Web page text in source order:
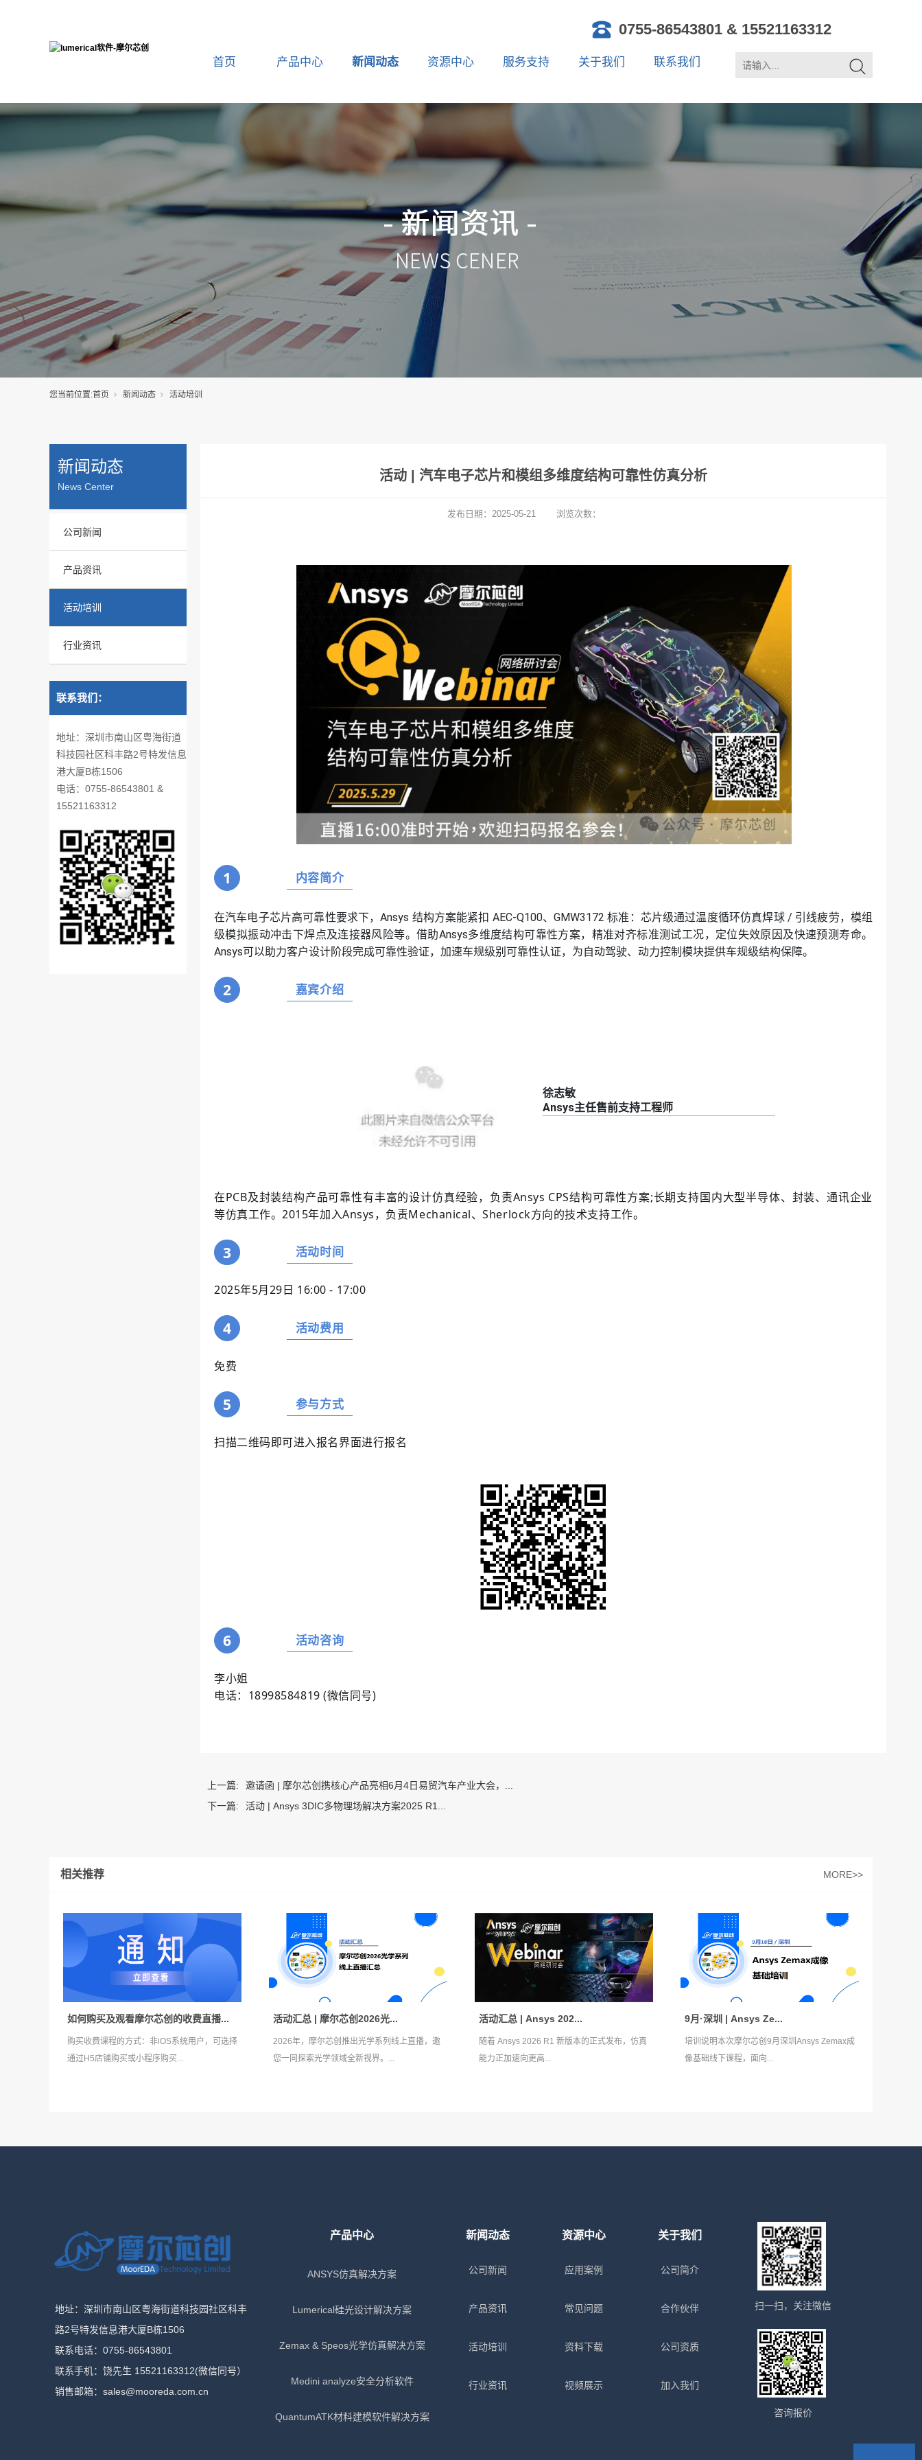
0755-86543801 & 15521163312
首页 产品中心 新闻动态 资源中心 服务支持 关于我们 联系我们
您当前位置:首页 新闻动态 活动培训
新闻动态
News Center
公司新闻
产品资讯
活动培训
行业资讯
联系我们：
地址：深圳市南山区粤海街道
科技园社区科丰路2号特发信息
港大厦B栋1506
电话：0755-86543801 &
15521163312
活动 | 汽车电子芯片和模组多维度结构可靠性仿真分析
发布日期： 2025-05-21 浏览次数：
1 内容简介
在汽车电子芯片高可靠性要求下，Ansys 结构方案能紧扣 AEC-Q100、GMW3172 标准：芯片级通过温度循环仿真焊球 / 引线疲劳，模组
级模拟振动冲击下焊点及连接器风险等。借助Ansys多维度结构可靠性方案，精准对齐标准测试工况，定位失效原因及快速预测寿命。
Ansys可以助力客户设计阶段完成可靠性验证，加速车规级别可靠性认证，为自动驾驶、动力控制模块提供车规级结构保障。
2 嘉宾介绍
徐志敏
Ansys主任售前支持工程师
在PCB及封装结构产品可靠性有丰富的设计仿真经验，负责Ansys CPS结构可靠性方案;长期支持国内大型半导体、封装、通讯企业
等仿真工作。2015年加入Ansys，负责Mechanical、Sherlock方向的技术支持工作。
3 活动时间
2025年5月29日 16:00 - 17:00
4 活动费用
免费
5 参与方式
扫描二维码即可进入报名界面进行报名
6 活动咨询
李小姐
电话：18998584819 (微信同号)
上一篇:
邀请函 | 摩尔芯创携核心产品亮相6月4日易贸汽车产业大会，...
下一篇:
活动 | Ansys 3DIC多物理场解决方案2025 R1...
相关推荐 MORE>>
如何购买及观看摩尔芯创的收费直播...
购买收费课程的方式：非iOS系统用户，可选择
通过H5店铺购买或小程序购买...
活动汇总 | 摩尔芯创2026光...
2026年，摩尔芯创推出光学系列线上直播，邀
您一同探索光学领域全新视界。...
活动汇总 | Ansys 202...
随着 Ansys 2026 R1 新版本的正式发布，仿真
能力正加速向更高...
9月·深圳 | Ansys Ze...
培训说明本次摩尔芯创9月深圳Ansys Zemax成
像基础线下课程，面向...
地址：深圳市南山区粤海街道科技园社区科丰
路2号特发信息港大厦B栋1506
联系电话：0755-86543801
联系手机：饶先生 15521163312(微信同号）
销售邮箱：sales@mooreda.com.cn
产品中心
ANSYS仿真解决方案
Lumerical硅光设计解决方案
Zemax & Speos光学仿真解决方案
Medini analyze安全分析软件
QuantumATK材料建模软件解决方案
新闻动态
公司新闻
产品资讯
活动培训
行业资讯
资源中心
应用案例
常见问题
资料下载
视频展示
关于我们
公司简介
合作伙伴
公司资质
加入我们
扫一扫，关注微信
咨询报价